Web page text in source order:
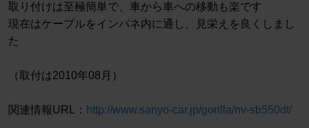
取り付けは至極簡単で、車から車への移動も楽です
現在はケーブルをインパネ内に通し、見栄えを良くしまし
た
（取付は2010年08月）
関連情報URL： http://www.sanyo-car.jp/gorilla/nv-sb550dt/